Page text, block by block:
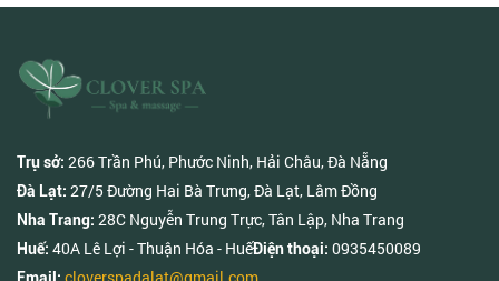
Trụ sở: 266 Trần Phú, Phước Ninh, Hải Châu, Đà Nẵng
Đà Lạt: 27/5 Đường Hai Bà Trưng, Đà Lạt, Lâm Đồng
Nha Trang: 28C Nguyễn Trung Trực, Tân Lập, Nha Trang
Huế: 40A Lê Lợi - Thuận Hóa - HuếĐiện thoại: 0935450089
Email: cloverspadalat@gmail.com